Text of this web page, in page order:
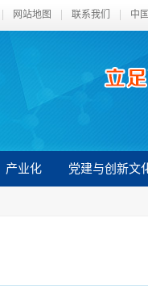
网站地图 联系我们 中
产业化 党建与创新文